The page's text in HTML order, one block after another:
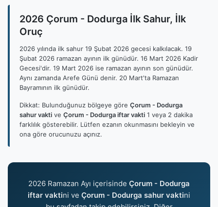
2026 Çorum - Dodurga İlk Sahur, İlk
Oruç
2026 yılında ilk sahur 19 Şubat 2026 gecesi kalkılacak. 19
Şubat 2026 ramazan ayının ilk günüdür. 16 Mart 2026 Kadir
Gecesi'dir. 19 Mart 2026 ise ramazan ayının son günüdür.
Aynı zamanda Arefe Günü denir. 20 Mart'ta Ramazan
Bayramının ilk günüdür.
Dikkat: Bulunduğunuz bölgeye göre Çorum - Dodurga
sahur vakti ve Çorum - Dodurga iftar vakti 1 veya 2 dakika
farklılık gösterebilir. Lütfen ezanın okunmasını bekleyin ve
ona göre orucunuzu açınız.
2026 Ramazan Ayı içerisinde Çorum - Dodurga
iftar vaktini ve Çorum - Dodurga sahur vaktini